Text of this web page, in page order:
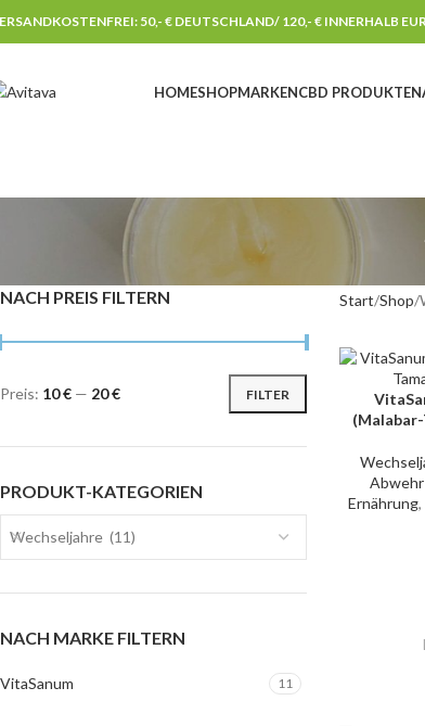
50,- € DEUTSCHLAND/ 120,- € INNERHALB
HOMESHOPMARKENCBD PRODUKTE
NACH PREIS FILTERN
FILTER
Preis: 10 € — 20 €
PRODUKT-KATEGORIEN
Wechseljahre (11)
NACH MARKE FILTERN
VitaSanum 11
Start Shop
IN DEN
(Malabar-
Ernährung,